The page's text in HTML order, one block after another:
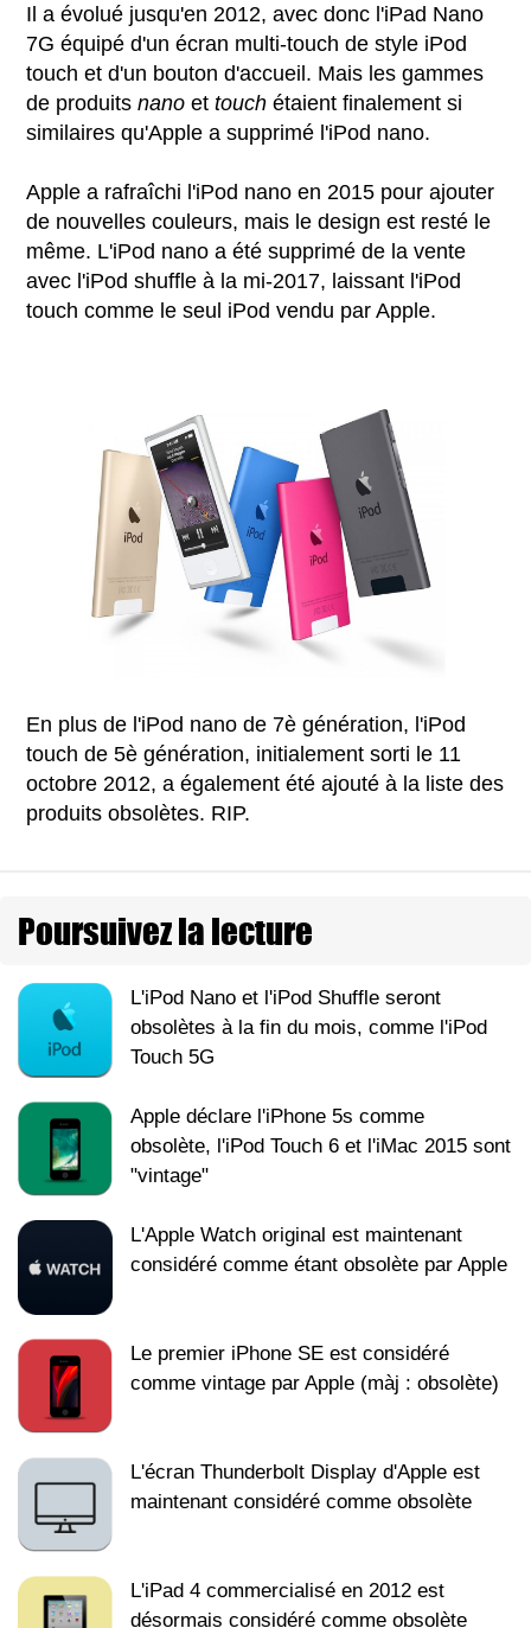
Il a évolué jusqu'en 2012, avec donc l'iPad Nano
7G équipé d'un écran multi-touch de style iPod
touch et d'un bouton d'accueil. Mais les gammes
de produitsnano ettouch étaient finalement si
similaires qu'Apple a supprimé l'iPod nano.
Apple a rafraîchi l'iPod nano en 2015 pour ajouter
de nouvelles couleurs, mais le design est resté le
même. L'iPod nano a été supprimé de la vente
avec l'iPod shuffle à la mi-2017, laissant l'iPod
touch comme le seul iPod vendu par Apple.
En plus de l'iPod nano de 7è génération, l'iPod
touch de 5è génération, initialement sorti le 11
octobre 2012, a également été ajouté à la liste des
produits obsolètes. RIP.
Poursuivez la lecture
L'iPod Nano et l'iPod Shuffle seront
obsolètes à la fin du mois, comme l'iPod
Touch 5G
Apple déclare l'iPhone 5s comme
obsolète, l'iPod Touch 6 et l'iMac 2015 sont
"vintage"
L'Apple Watch original est maintenant
considéré comme étant obsolète par Apple
Le premier iPhone SE est considéré
comme vintage par Apple (màj : obsolète)
L'écran Thunderbolt Display d'Apple est
maintenant considéré comme obsolète
L'iPad 4 commercialisé en 2012 est
désormais considéré comme obsolète